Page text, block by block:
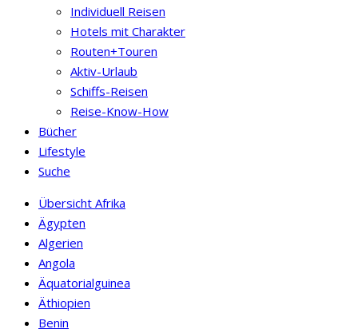
Individuell Reisen
Hotels mit Charakter
Routen+Touren
Aktiv-Urlaub
Schiffs-Reisen
Reise-Know-How
Bücher
Lifestyle
Suche
Übersicht Afrika
Ägypten
Algerien
Angola
Äquatorialguinea
Äthiopien
Benin